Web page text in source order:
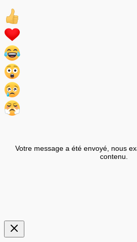
Votre message a été envoyé, nous
contenu.